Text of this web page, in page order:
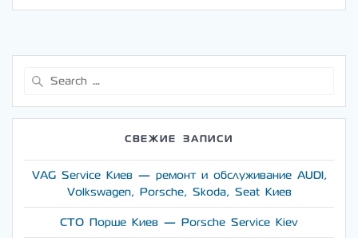
СВЕЖИЕ ЗАПИСИ
VAG Service Киев — ремонт и обслуживание AUDI,
Volkswagen, Porsche, Skoda, Seat Киев
СТО Порше Киев — Porsche Service Kiev